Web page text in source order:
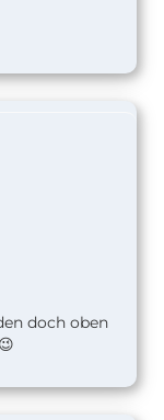
doch oben